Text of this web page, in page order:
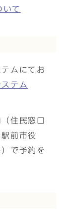
いて
ムにてお
テム
住民窓口
前市役
で予約を